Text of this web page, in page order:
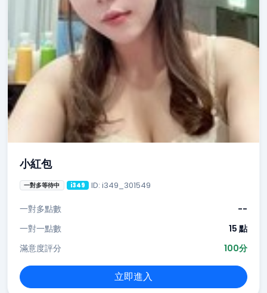
小紅包
一對多等待中 i349 ID: i349_301549
一對多點數
--
一對一點數
15 點
滿意度評分
100分
立即進入